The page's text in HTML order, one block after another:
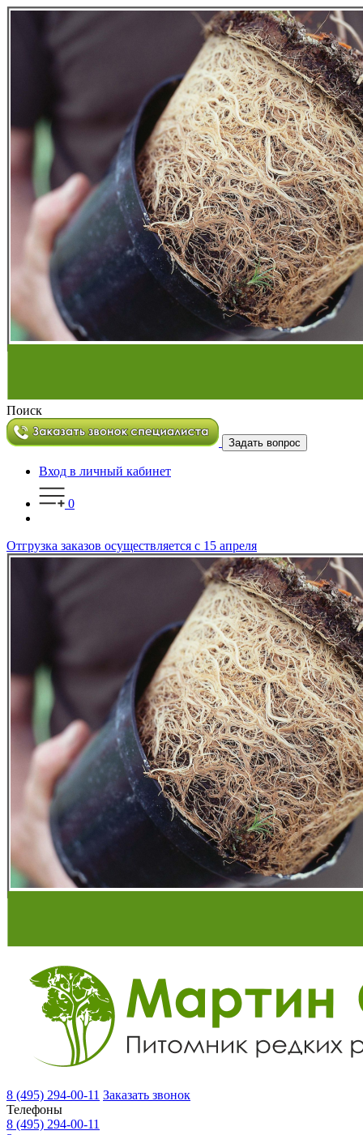
Поиск
Задать вопрос
Вход в личный кабинет
0
Отгрузка заказов осуществляется с 15 апреля
8 (495) 294-00-11 Заказать звонок
Телефоны
8 (495) 294-00-11